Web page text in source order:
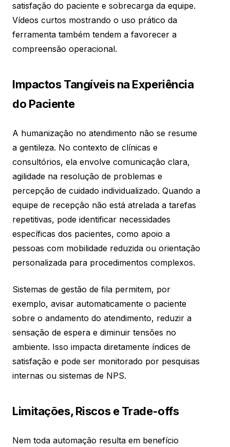
satisfação do paciente e sobrecarga da equipe.
Vídeos curtos mostrando o uso prático da
ferramenta também tendem a favorecer a
compreensão operacional.
Impactos Tangíveis na Experiência
do Paciente
A humanização no atendimento não se resume
a gentileza. No contexto de clínicas e
consultórios, ela envolve comunicação clara,
agilidade na resolução de problemas e
percepção de cuidado individualizado. Quando a
equipe de recepção não está atrelada a tarefas
repetitivas, pode identificar necessidades
específicas dos pacientes, como apoio a
pessoas com mobilidade reduzida ou orientação
personalizada para procedimentos complexos.
Sistemas de gestão de fila permitem, por
exemplo, avisar automaticamente o paciente
sobre o andamento do atendimento, reduzir a
sensação de espera e diminuir tensões no
ambiente. Isso impacta diretamente índices de
satisfação e pode ser monitorado por pesquisas
internas ou sistemas de NPS.
Limitações, Riscos e Trade-offs
Nem toda automação resulta em benefício